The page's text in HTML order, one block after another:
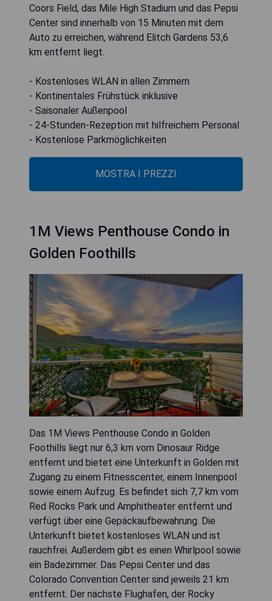
Coors Field, das Mile High Stadium und das Pepsi
Center sind innerhalb von 15 Minuten mit dem
Auto zu erreichen, während Elitch Gardens 53,6
km entfernt liegt.
- Kostenloses WLAN in allen Zimmern
- Kontinentales Frühstück inklusive
- Saisonaler Außenpool
- 24-Stunden-Rezeption mit hilfreichem Personal
- Kostenlose Parkmöglichkeiten
MOSTRA I PREZZI
1M Views Penthouse Condo in
Golden Foothills
Das 1M Views Penthouse Condo in Golden
Foothills liegt nur 6,3 km vom Dinosaur Ridge
entfernt und bietet eine Unterkunft in Golden mit
Zugang zu einem Fitnesscenter, einem Innenpool
sowie einem Aufzug. Es befindet sich 7,7 km vom
Red Rocks Park und Amphitheater entfernt und
verfügt über eine Gepäckaufbewahrung. Die
Unterkunft bietet kostenloses WLAN und ist
rauchfrei. Außerdem gibt es einen Whirlpool sowie
ein Badezimmer. Das Pepsi Center und das
Colorado Convention Center sind jeweils 21 km
entfernt. Der nächste Flughafen, der Rocky